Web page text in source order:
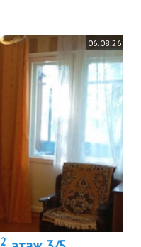
06.08.26
2